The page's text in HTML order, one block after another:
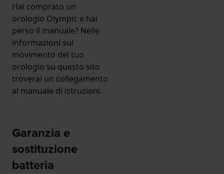
Hai comprato un
orologio Olympic e hai
perso il manuale? Nelle
informazioni sul
movimento del tuo
orologio su questo sito
troverai un collegamento
al manuale di istruzioni.
Garanzia e
sostituzione
batteria